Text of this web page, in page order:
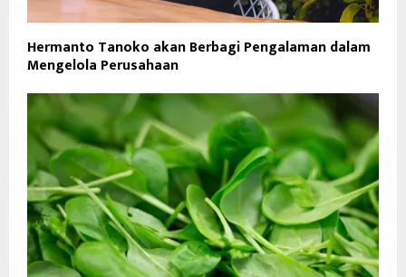
Hermanto Tanoko akan Berbagi Pengalaman dalam
Mengelola Perusahaan